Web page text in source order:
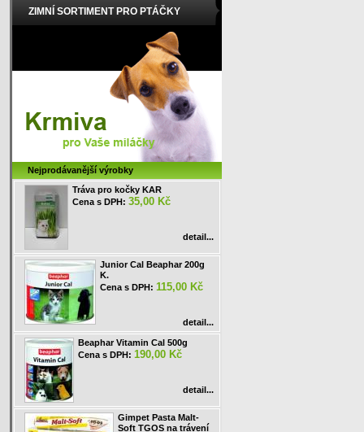
ZIMNÍ SORTIMENT PRO PTÁČKY
Nejprodávanější výrobky
Tráva pro kočky KAR
Cena s DPH: 35,00 Kč
detail...
Junior Cal Beaphar 200g
K.
Cena s DPH: 115,00 Kč
detail...
Beaphar Vitamin Cal 500g
Cena s DPH: 190,00 Kč
detail...
Gimpet Pasta Malt-
Soft TGOS na trávení